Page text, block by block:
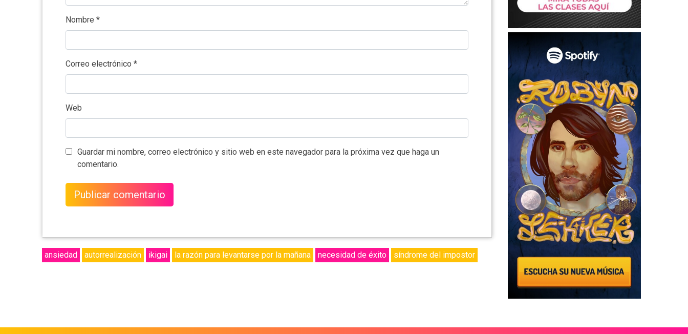
Nombre *
Correo electrónico *
Web
Guardar mi nombre, correo electrónico y sitio web en este navegador para la próxima vez que haga un
comentario.
ansiedad autorrealización ikigai la razón para levantarse por la mañana necesidad de éxito síndrome del impostor